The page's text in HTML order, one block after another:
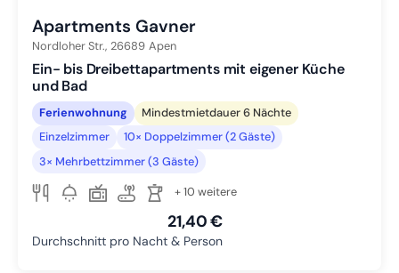
Apartments Gavner
Nordloher Str., 26689 Apen
Ein- bis Dreibettapartments mit eigener Küche
und Bad
Ferienwohnung
Mindestmietdauer 6 Nächte
Einzelzimmer
10× Doppelzimmer (2 Gäste)
3× Mehrbettzimmer (3 Gäste)
+ 10 weitere
21,40 €
Durchschnitt pro Nacht & Person